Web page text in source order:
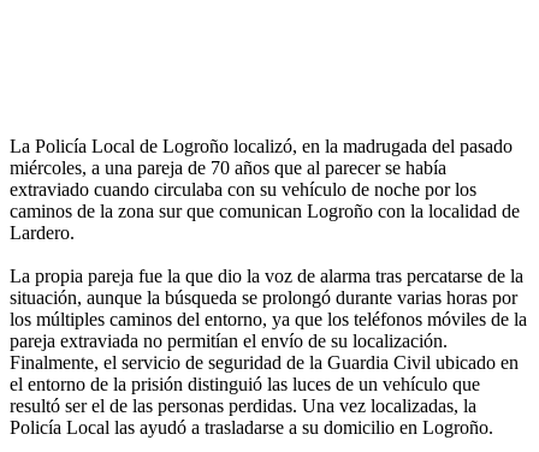
La Policía Local de Logroño localizó, en la madrugada del pasado
miércoles, a una pareja de 70 años que al parecer se había
extraviado cuando circulaba con su vehículo de noche por los
caminos de la zona sur que comunican Logroño con la localidad de
Lardero.
La propia pareja fue la que dio la voz de alarma tras percatarse de la
situación, aunque la búsqueda se prolongó durante varias horas por
los múltiples caminos del entorno, ya que los teléfonos móviles de la
pareja extraviada no permitían el envío de su localización.
Finalmente, el servicio de seguridad de la Guardia Civil ubicado en
el entorno de la prisión distinguió las luces de un vehículo que
resultó ser el de las personas perdidas. Una vez localizadas, la
Policía Local las ayudó a trasladarse a su domicilio en Logroño.